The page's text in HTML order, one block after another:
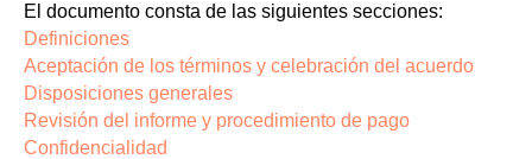
El documento consta de las siguientes secciones:
Definiciones
Aceptación de los términos y celebración del acuerdo
Disposiciones generales
Revisión del informe y procedimiento de pago
Confidencialidad